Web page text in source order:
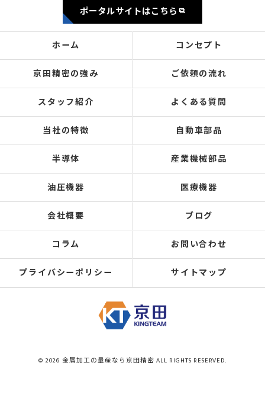
ポータルサイトはこちら
ホーム コンセプト
京田精密の強み ご依頼の流れ
スタッフ紹介 よくある質問
当社の特徴 自動車部品
半導体 産業機械部品
油圧機器 医療機器
会社概要 ブログ
コラム お問い合わせ
プライバシーポリシー サイトマップ
© 2026 金属加工の量産なら京田精密 ALL RIGHTS RESERVED.